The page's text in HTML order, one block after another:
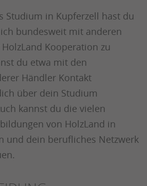
Studium in Kupferzell hast du
bundesweit mit anderen
Kooperation zu
du etwa mit den
Händler Kontakt
über dein Studium
kannst du die vielen
von HolzLand in
und dein berufliches Netzwerk